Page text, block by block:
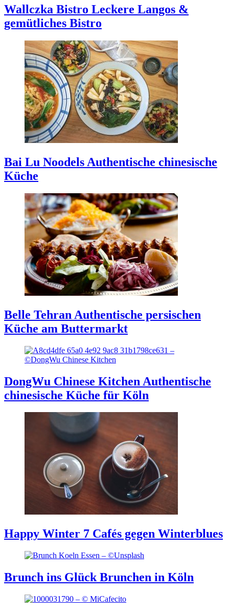
Wallczka Bistro Leckere Langos &
gemütliches Bistro
Bai Lu Noodels Authentische chinesische
Küche
Belle Tehran Authentische persischen
Küche am Buttermarkt
DongWu Chinese Kitchen Authentische
chinesische Küche für Köln
Happy Winter 7 Cafés gegen Winterblues
Brunch ins Glück Brunchen in Köln